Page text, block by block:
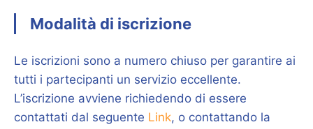
Modalità di iscrizione
Le iscrizioni sono a numero chiuso per garantire ai
tutti i partecipanti un servizio eccellente.
L’iscrizione avviene richiedendo di essere
contattati dal seguente Link, o contattando la